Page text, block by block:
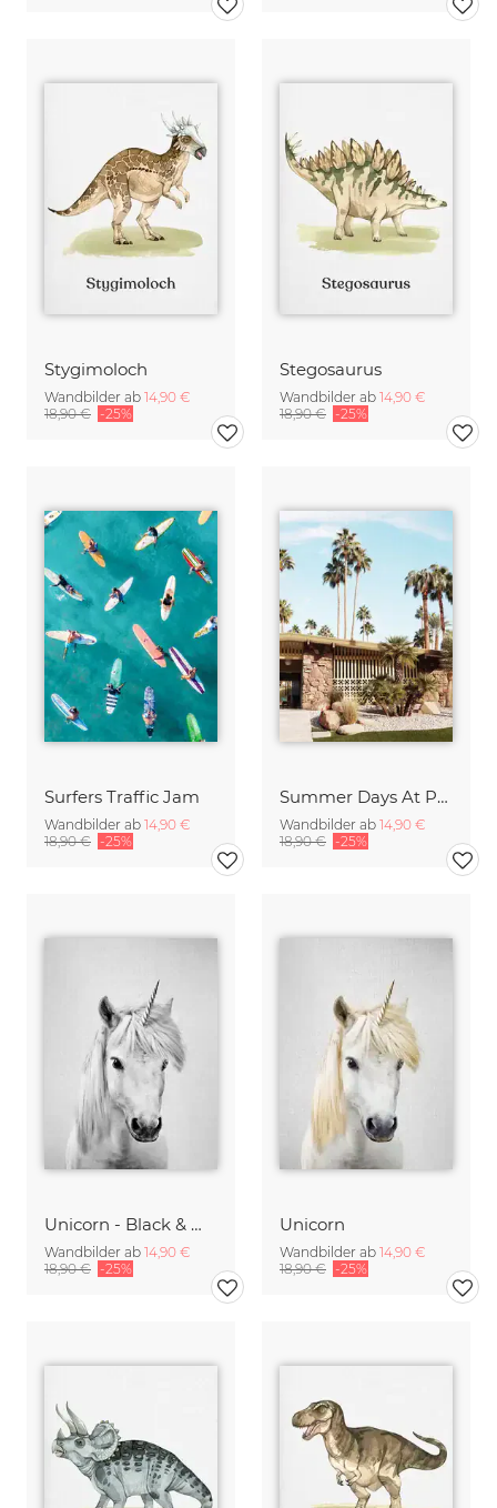
Stygimoloch
Wandbilder ab 14,90 €
18,90 € -25%
Stegosaurus
Wandbilder ab 14,90 €
18,90 € -25%
Surfers Traffic Jam
Wandbilder ab 14,90 €
18,90 € -25%
Summer Days At Palm Springs
Wandbilder ab 14,90 €
18,90 € -25%
Unicorn - Black & White
Wandbilder ab 14,90 €
18,90 € -25%
Unicorn
Wandbilder ab 14,90 €
18,90 € -25%